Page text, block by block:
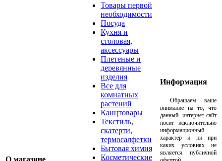
О магазине
Товары первой
необходимости
Посуда
Кухня и
столовая,
аксессуары
Плетеные и
деревянные
изделия
Все для
комнатных
растений
Канцтовары
Текстиль,
скатерти,
термосалфетки
Бытовая химия
Косметические
Информация
Обращаем ваше
внимание на то, что
данный интернет-сайт
носит исключительно
информационный
характер и ни при
каких условиях не
является публичной